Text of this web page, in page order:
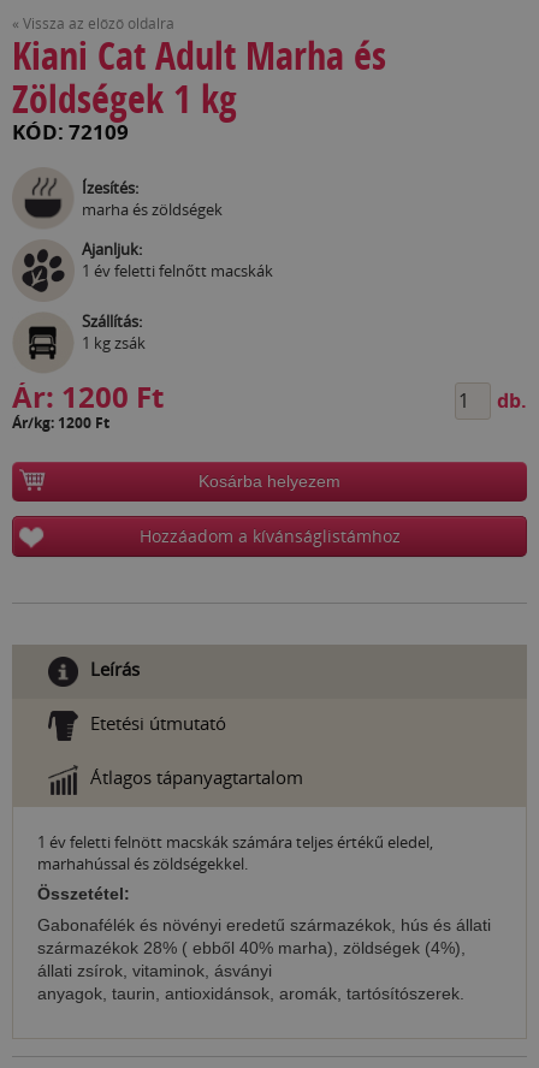
« Vissza az előző oldalra
Kiani Cat Adult Marha és
Zöldségek 1 kg
KÓD: 72109
Ízesítés:
marha és zöldségek
Ajanljuk:
1 év feletti felnőtt macskák
Szállítás:
1 kg zsák
Ár: 1200 Ft
Ár/kg: 1200 Ft
db.
Kosárba helyezem
Hozzáadom a kívánságlistámhoz
Leírás
Etetési útmutató
Átlagos tápanyagtartalom
1 év feletti felnött macskák számára teljes értékű eledel,
marhahússal és zöldségekkel.
Összetétel:
Gabonafélék és növényi eredetű származékok, hús és állati
származékok 28% ( ebből 40% marha), zöldségek (4%),
állati zsírok, vitaminok, ásványi
anyagok, taurin, antioxidánsok, aromák, tartósítószerek.